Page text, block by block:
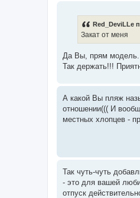
Red_DeviLLe
Закат от меня
Да Вы, прям модель.
Так держать!!!
А какой Вы пляж
отношении((( И
местных хлопцев -
Так чуть-чуть
- это для вашей
отпуск